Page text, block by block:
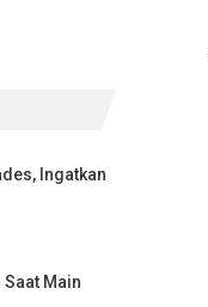
Ingatkan
Saat Main